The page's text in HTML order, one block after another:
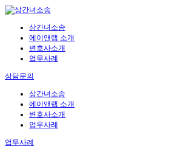
상간녀소송
에이앤랩 소개
변호사소개
업무사례
상담문의
상간녀소송
에이앤랩 소개
변호사소개
업무사례
업무사례